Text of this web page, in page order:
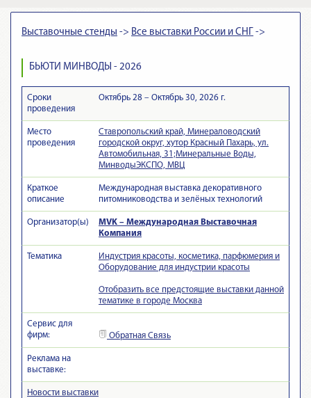
Выставочные стенды -> Все выставки России и СНГ ->
БЬЮТИ МИНВОДЫ - 2026
Сроки
проведения
Октябрь 28 – Октябрь 30, 2026 г.
Место
проведения
Ставропольский край, Минераловодский
городской округ, хутор Красный Пахарь, ул.
Автомобильная, 31;Минеральные Воды,
МинводыЭКСПО, МВЦ
Краткое
описание
Международная выставка декоративного
питомниководства и зелёных технологий
Организатор(ы)
MVK – Международная Выставочная
Компания
Тематика
Индустрия красоты, косметика, парфюмерия и
Оборудование для индустрии красоты
Отобразить все предстоящие выставки данной
тематике в городе Москва
Сервис для
фирм:
Обратная Связь
Реклама на
выставке:
Новости выставки